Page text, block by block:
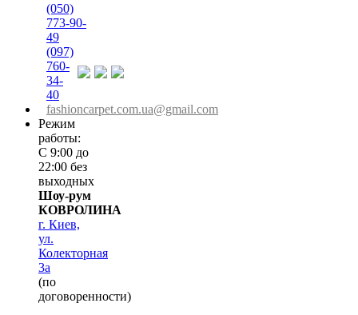
(050)
773-90-
49
(097)
760-
34-
40
fashioncarpet.com.ua@gmail.com
Режим
работы:
С 9:00 до
22:00 без
выходных
Шоу-рум
КОВРОЛИНА
г. Киев,
ул.
Колекторная
3а
(по
договоренности)